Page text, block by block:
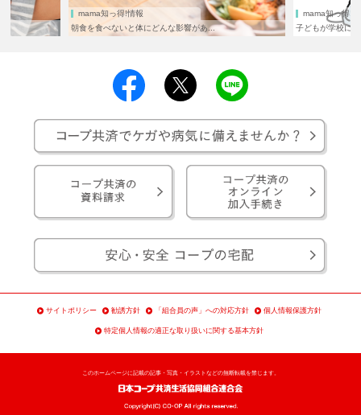
mama知っ得!情報
朝食を食べないと体にどんな影響があ...
mama知っ得!
子どもが学校に
サイトポリシー 勧誘方針 「組合員の声」への対応方針 個人情報保護方針
特定個人情報の適正な取り扱いに関する基本方針
このホームページに記載の記事・写真・イラストなどの無断転載を禁じます。